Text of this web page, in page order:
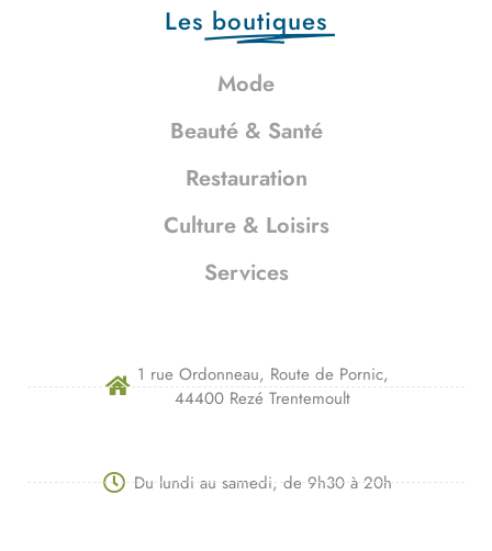
Les boutiques
Mode
Beauté & Santé
Restauration
Culture & Loisirs
Services
1 rue Ordonneau, Route de Pornic,
44400 Rezé Trentemoult
Du lundi au samedi, de 9h30 à 20h